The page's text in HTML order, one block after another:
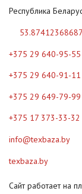
Республика
+375 29 640-95-55
+375 29 640-91-11
+375 29 649-79-99
+375 17 373-33-32
info@texbaza.by
texbaza.by
Сайт работает на